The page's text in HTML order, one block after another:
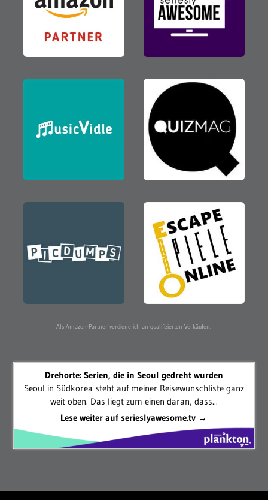
Als Amazon-Partner verdiene ich an qualifizierten Verkäufen.
Drehorte: Serien, die in Seoul gedreht wurden
Seoul in Südkorea steht auf meiner Reisewunschliste ganz
weit oben. Das liegt zum einen daran, dass...
Lese weiter auf serieslyawesome.tv →